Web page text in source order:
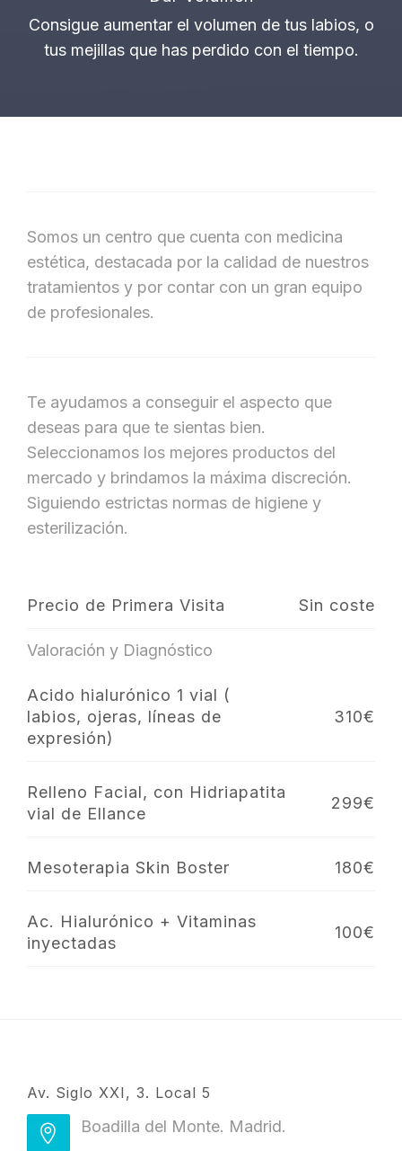
Consigue aumentar el volumen de tus labios, o
tus mejillas que has perdido con el tiempo.
Precio de Primera Visita Sin coste
Valoración y Diagnóstico
Acido hialurónico 1 vial (
labios, ojeras, líneas de
expresión)
310€
Relleno Facial, con Hidriapatita
vial de Ellance
299€
Mesoterapia Skin Boster 180€
Ac. Hialurónico + Vitaminas
inyectadas
100€
Somos un centro que cuenta con medicina
estética, destacada por la calidad de nuestros
tratamientos y por contar con un gran equipo
de profesionales.
Te ayudamos a conseguir el aspecto que
deseas para que te sientas bien.
Seleccionamos los mejores productos del
mercado y brindamos la máxima discreción.
Siguiendo estrictas normas de higiene y
esterilización.
Av. Siglo XXI, 3. Local 5
Boadilla del Monte. Madrid.